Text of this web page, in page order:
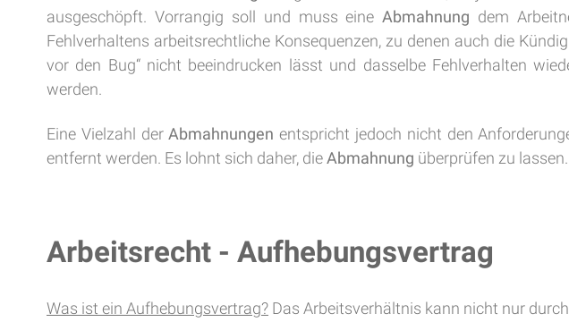
ausgeschöpft. Vorrangig soll und muss eineAbmahnung dem
Fehlverhaltens arbeitsrechtliche Konsequenzen, zu denen auch die
vor den Bug“ nicht beeindrucken lässt und dasselbe Fehlverhalten
werden.
Eine Vielzahl derAbmahnungen entspricht jedoch nicht den
entfernt werden. Es lohnt sich daher, dieAbmahnung überprüfen zu lassen.
Arbeitsrecht - Aufhebungsvertrag
Was ist ein Aufhebungsvertrag? Das Arbeitsverhältnis kann nicht nur